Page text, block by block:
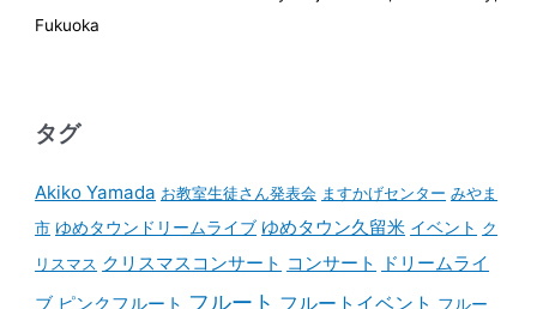
Fukuoka
タグ
Akiko Yamada お教室生徒さん発表会 ますかげセンター みやま
市 ゆめタウンドリームライブ ゆめタウン久留米 イベント ク
リスマス クリスマスコンサート コンサート
ドリームライ
ブ ピンクフルート フルート フルートイベント フルー